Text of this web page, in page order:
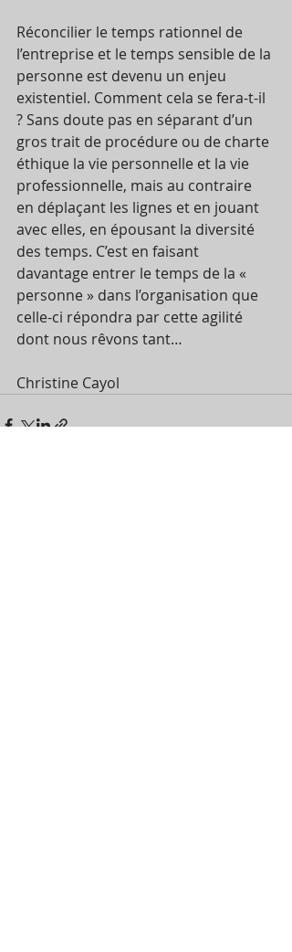
Réconcilier le temps rationnel de
l’entreprise et le temps sensible de la
personne est devenu un enjeu
existentiel. Comment cela se fera-t-il
? Sans doute pas en séparant d’un
gros trait de procédure ou de charte
éthique la vie personnelle et la vie
professionnelle, mais au contraire
en déplaçant les lignes et en jouant
avec elles, en épousant la diversité
des temps. C’est en faisant
davantage entrer le temps de la «
personne » dans l’organisation que
celle-ci répondra par cette agilité
dont nous rêvons tant…
Christine Cayol